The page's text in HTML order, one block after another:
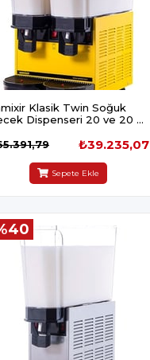
Klasik Twin Soğuk
Dispenseri 20 ve 20 L
₺39.235,07
Sepete Ekle